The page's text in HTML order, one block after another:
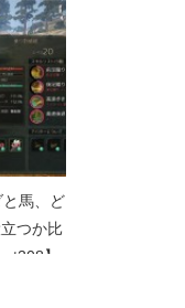
と馬、ど
つか比
】